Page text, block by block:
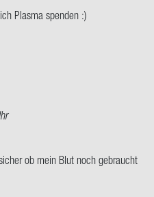
Plas­ma spen­den :)
ob mein Blut noch ge­braucht